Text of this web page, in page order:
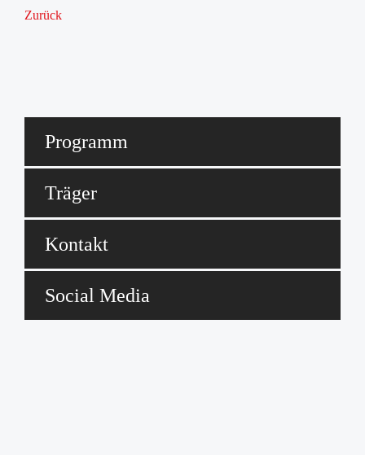
Zurück
Programm
Träger
Kontakt
Social Media